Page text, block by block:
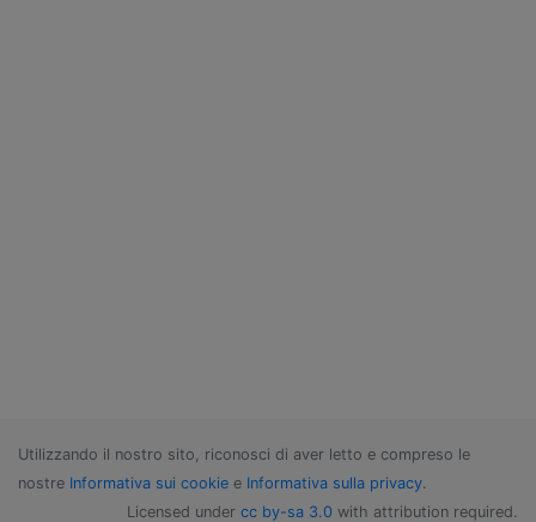
Utilizzando il nostro sito, riconosci di aver letto e compreso le
nostre Informativa sui cookie e Informativa sulla privacy.
Licensed under cc by-sa 3.0 with attribution required.